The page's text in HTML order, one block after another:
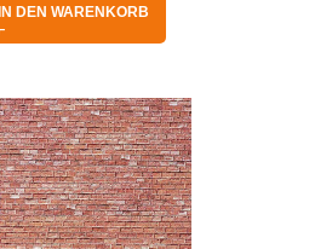
IN DEN WARENKORB